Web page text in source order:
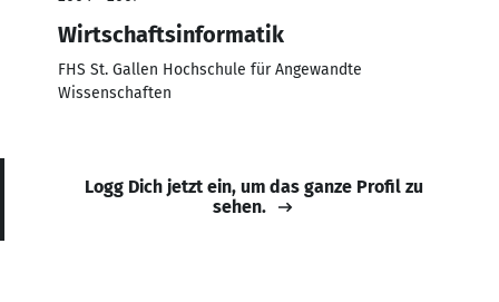
Wirtschaftsinformatik
FHS St. Gallen Hochschule für Angewandte
Wissenschaften
Logg Dich jetzt ein, um das ganze Profil zu
sehen.